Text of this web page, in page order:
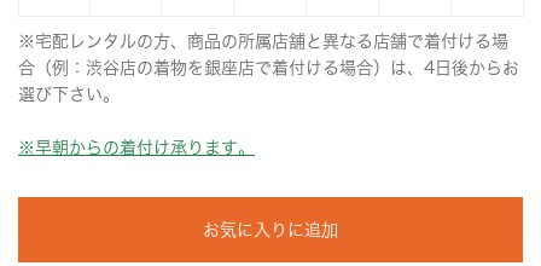
※宅配レンタルの方、商品の所属店舗と異なる店舗で着付ける場
合（例：渋谷店の着物を銀座店で着付ける場合）は、4日後からお
選び下さい。
※早朝からの着付け承ります。
お気に入りに追加